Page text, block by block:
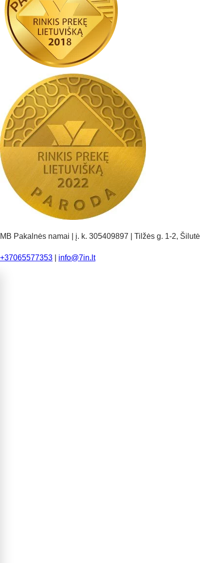
MB Pakalnės namai | į. k. 305409897 | Tilžės g. 1-2, Šilutė
+37065577353 info@7in.lt